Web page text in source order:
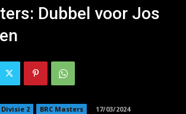
Dubbel voor Jos
Divisie 2 BRC Masters 17/03/2024